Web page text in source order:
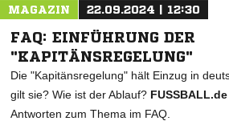
MAGAZIN 22.09.2024 | 12:30
FAQ: EINFÜHRUNG DER
"KAPITÄNSREGELUNG"
Die "Kapitänsregelung" hält Einzug in
gilt sie? Wie ist der Ablauf? FUSSBALL.de
Antworten zum Thema im FAQ.